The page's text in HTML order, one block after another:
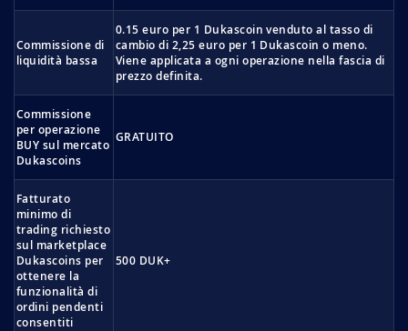
Commissione di
liquidità bassa
0.15 euro per 1 Dukascoin venduto al tasso di
cambio di 2,25 euro per 1 Dukascoin o meno.
Viene applicata a ogni operazione nella fascia di
prezzo definita.
Commissione
per operazione
BUY sul mercato
Dukascoins
GRATUITO
Fatturato
minimo di
trading richiesto
sul marketplace
Dukascoins per
ottenere la
funzionalità di
ordini pendenti
consentiti
500 DUK+